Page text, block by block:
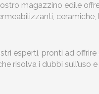
magazzino edile offre
ceramiche,
esperti, pronti ad offrire
risolva i dubbi sull’uso